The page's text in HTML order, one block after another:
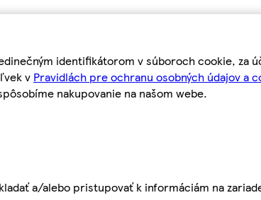
identifikátorom v súboroch cookie, za
v Pravidlách pre ochranu osobných údajov a
nakupovanie na našom webe.
a/alebo pristupovať k informáciám na